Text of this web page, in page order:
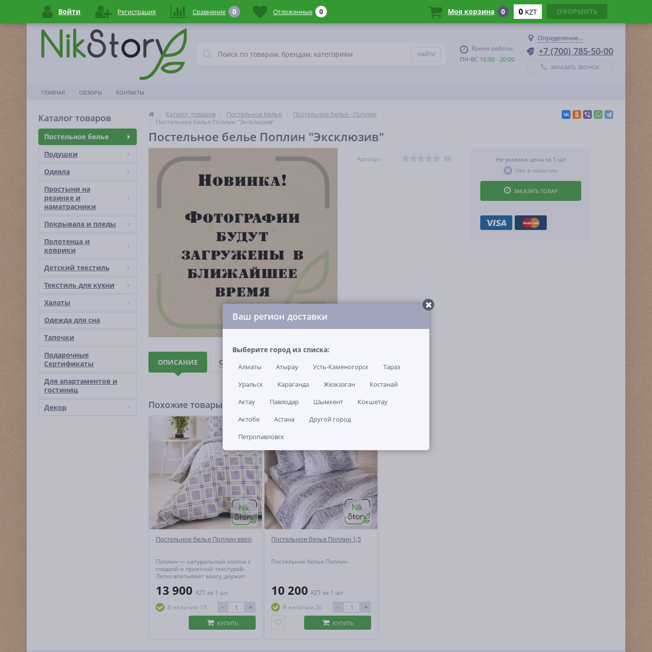
Время работы:
ПН-ВС 10:00 - 20:00
Определение...
+7 (700) 785-50-00
ЗАКАЗАТЬ ЗВОНОК
ГЛАВНАЯ ОБЗОРЫ КОНТАКТЫ
Каталог товаров
Постельное белье
Подушки
Одеяла
Простыни на
резинке и
наматраcники
Покрывала и пледы
Полотенца и
коврики
Детский текстиль
Текстиль для кухни
Халаты
Одежда для сна
Тапочки
Подарочные
Сертификаты
Для апартаментов и
гостиниц
Декор
Каталог товаров Постельное белье
Постельное белье - Поплин
Постельное белье Поплин "Эксклюзив"
Постельное белье Поплин "Эксклюзив"
Артикул: - (0)
Не указана цена за 1 шт
Нет в наличии
ЗАКАЗАТЬ ТОВАР
ОПИСАНИЕ ОТЗЫВЫ И ВОПРОСЫ
Похожие товары
Постельное белье Поплин евро
Поплин — натуральный хлопок с
гладкой и приятной текстурой.
Легко впитывает влагу, держит
создавая идеальный
гипоаллергенен и не теряет
форму даже при активной
эксплуатации.
13 900 KZTза 1 шт
В наличии 19
- +
КУПИТЬ
Постельное белье Поплин 1,5
Постельное белье Поплин
10 200 KZTза 1 шт
В наличии 26
- +
КУПИТЬ
Ваш регион доставки
Выберите город из списка:
Алматы Атырау Усть-Каменогорск
Тараз
Уральск
Караганда Жезказган
Костанай
Актау
Павлодар Шымкент
Кокшетау
Актобе
Астана
Другой город
Петропавловск
Войти Регистрация Сравнение 0 Отложенные 0 Моя корзина 0 0 KZT ОФОРМИТЬ